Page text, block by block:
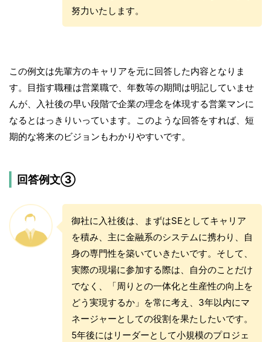
努力いたします。
この例文は先輩方のキャリアを元に回答した内容となりま
す。目指す職種は営業職で、年数等の期間は明記していませ
んが、入社後の早い段階で企業の理念を体現する営業マンに
なるとはっきりいっています。このような回答をすれば、短
期的な将来のビジョンもわかりやすいです。
回答例文③
御社に入社後は、まずはSEとしてキャリア
を積み、主に金融系のシステムに携わり、自
身の専門性を築いていきたいです。そして、
実際の現場に参加する際は、自分のことだけ
でなく、「周りとの一体化と生産性の向上を
どう実現するか」を常に考え、3年以内にマ
ネージャーとしての役割を果たしたいです。
5年後にはリーダーとして小規模のプロジェ